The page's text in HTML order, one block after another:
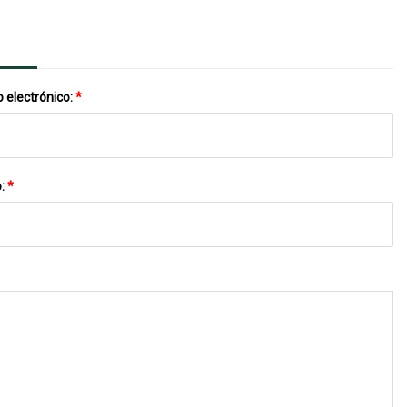
electrónico:*
*